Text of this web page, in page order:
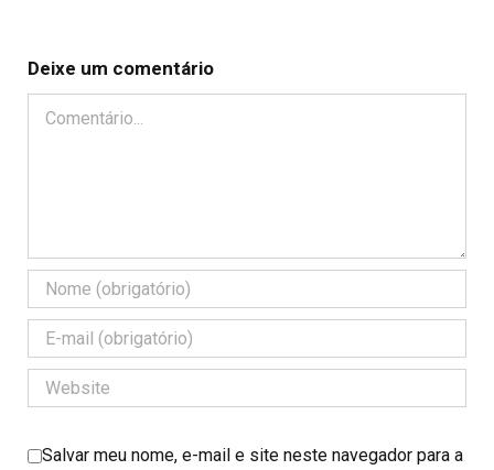
Deixe um comentário
Comentário
Salvar meu nome, e-mail e site neste navegador para a